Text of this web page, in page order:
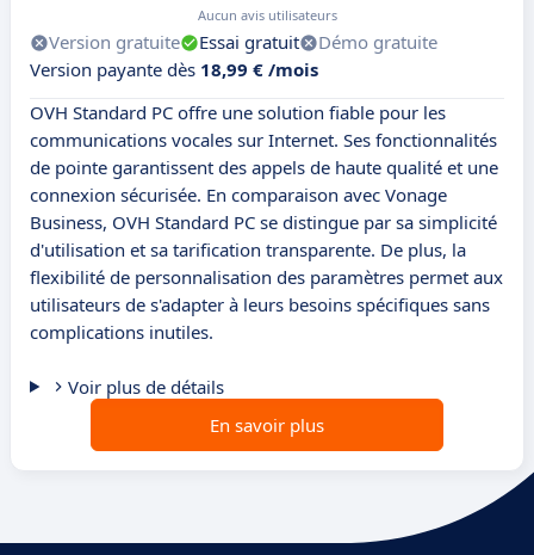
Aucun avis utilisateurs
Version gratuite Essai gratuit
Démo gratuite
Version payante dès 18,99 € /mois
OVH Standard PC offre une solution fiable pour les
communications vocales sur Internet. Ses fonctionnalités
de pointe garantissent des appels de haute qualité et une
connexion sécurisée. En comparaison avec Vonage
Business, OVH Standard PC se distingue par sa simplicité
d'utilisation et sa tarification transparente. De plus, la
flexibilité de personnalisation des paramètres permet aux
utilisateurs de s'adapter à leurs besoins spécifiques sans
complications inutiles.
Voir plus de détails
En savoir plus